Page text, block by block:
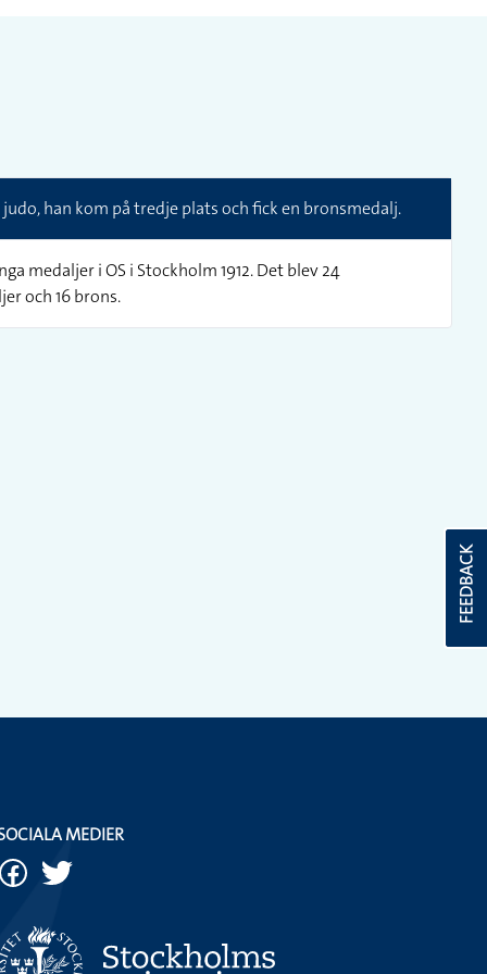
han kom på tredje plats och fick en bronsmedalj.
medaljer i OS i Stockholm 1912. Det blev 24
och 16 brons.
FEEDBACK
MEDIER